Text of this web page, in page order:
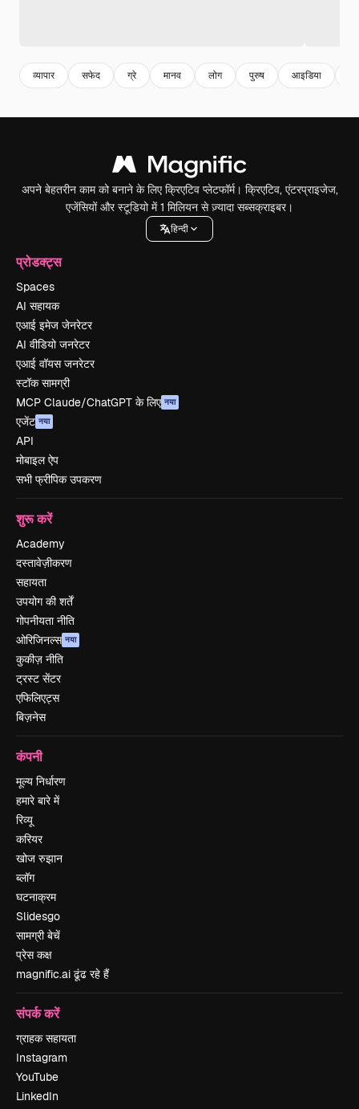
व्यापार सफेद ग्रे मानव लोग पुरुष आइडिया
अपने बेहतरीन काम को बनाने के लिए क्रिएटिव प्लेटफॉर्म। क्रिएटिव, एंटरप्राइजेज,
एजेंसियों और स्टूडियो में 1 मिलियन से ज़्यादा सब्सक्राइबर।
हिन्दी
प्रोडक्ट्स
Spaces
AI सहायक
एआई इमेज जेनरेटर
AI वीडियो जनरेटर
एआई वॉयस जनरेटर
स्टॉक सामग्री
MCP Claude/ChatGPT के लिए नया
एजेंट नया
API
मोबाइल ऐप
सभी फ्रीपिक उपकरण
शुरू करें
Academy
दस्तावेज़ीकरण
सहायता
उपयोग की शर्तें
गोपनीयता नीति
ओरिजिनल्स नया
कुकीज़ नीति
ट्रस्ट सेंटर
एफिलिएट्स
बिज़नेस
कंपनी
मूल्य निर्धारण
हमारे बारे में
रिव्यू
करियर
खोज रुझान
ब्लॉग
घटनाक्रम
Slidesgo
सामग्री बेचें
प्रेस कक्ष
magnific.ai ढूंढ रहे हैं
संपर्क करें
ग्राहक सहायता
Instagram
YouTube
LinkedIn